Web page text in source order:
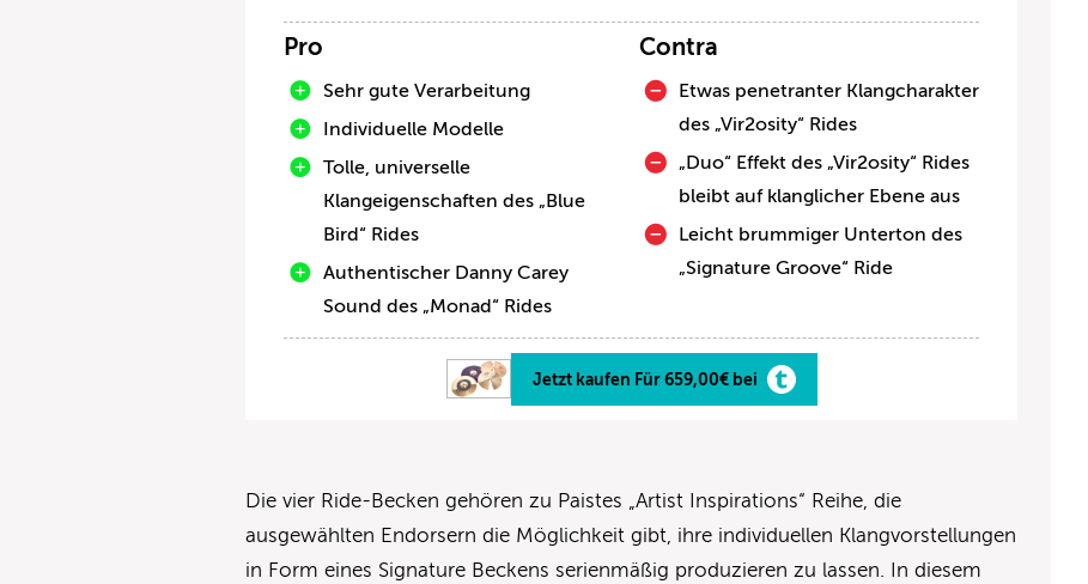
Pro
Sehr gute Verarbeitung
Individuelle Modelle
Tolle, universelle
Klangeigenschaften des „Blue
Bird“ Rides
Authentischer Danny Carey
Sound des „Monad“ Rides
Contra
Etwas penetranter Klangcharakter
des „Vir2osity“ Rides
„Duo“ Effekt des „Vir2osity“ Rides
bleibt auf klanglicher Ebene aus
Leicht brummiger Unterton des
„Signature Groove“ Ride
Jetzt kaufen Für 659,00€ bei
Die vier Ride-Becken gehören zu Paistes „Artist Inspirations“ Reihe, die
ausgewählten Endorsern die Möglichkeit gibt, ihre individuellen Klangvorstellungen
in Form eines Signature Beckens serienmäßig produzieren zu lassen. In diesem